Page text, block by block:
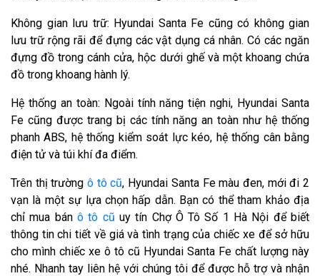
Không gian lưu trữ: Hyundai Santa Fe cũng có không gian
lưu trữ rộng rãi để đựng các vật dụng cá nhân. Có các ngăn
đựng đồ trong cánh cửa, hộc dưới ghế và một khoang chứa
đồ trong khoang hành lý.
Hệ thống an toàn: Ngoài tính năng tiện nghi, Hyundai Santa
Fe cũng được trang bị các tính năng an toàn như hệ thống
phanh ABS, hệ thống kiểm soát lực kéo, hệ thống cân bằng
điện tử và túi khí đa điểm.
Trên thị trườngô tô cũ, Hyundai Santa Fe màu đen, mới đi 2
vạn là một sự lựa chọn hấp dẫn. Bạn có thể tham khảo địa
chỉ mua bán ô tô cũ uy tín Chợ Ô Tô Số 1 Hà Nội để biết
thông tin chi tiết về giá và tình trạng của chiếc xe để sở hữu
cho mình chiếc xe ô tô cũ Hyundai Santa Fe chất lượng này
nhé. Nhanh tay liên hệ với chúng tôi để được hỗ trợ và nhận